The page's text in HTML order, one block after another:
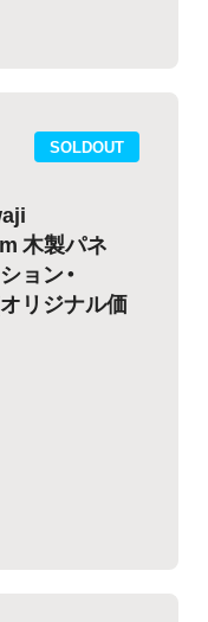
SOLDOUT
木製パネ
ョン・
リジナル価